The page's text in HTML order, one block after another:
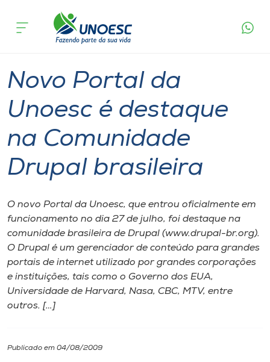
Cursos
Pesquisa
Atendimento ao Estudante
Portal de Ensino
A
Internacionalização
I.nova
acontece
Novo Portal da
Unoesc é destaque
na Comunidade
Drupal brasileira
O novo Portal da Unoesc, que entrou oficialmente em
funcionamento no dia 27 de julho, foi destaque na
comunidade brasileira de Drupal (www.drupal-br.org).
O Drupal é um gerenciador de conteúdo para grandes
portais de internet utilizado por grandes corporações
e instituições, tais como o Governo dos EUA,
Universidade de Harvard, Nasa, CBC, MTV, entre
outros. […]
Publicado em 04/08/2009